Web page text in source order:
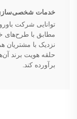
خدمات
توانایی شرکت
مطابق با طرح‌های
نزدیک با مشتریان
حلقه هویت برند
برآورده کند.